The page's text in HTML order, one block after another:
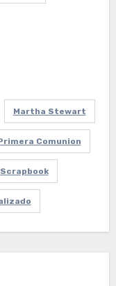
Martha Stewart
Comunion
Scrapbook